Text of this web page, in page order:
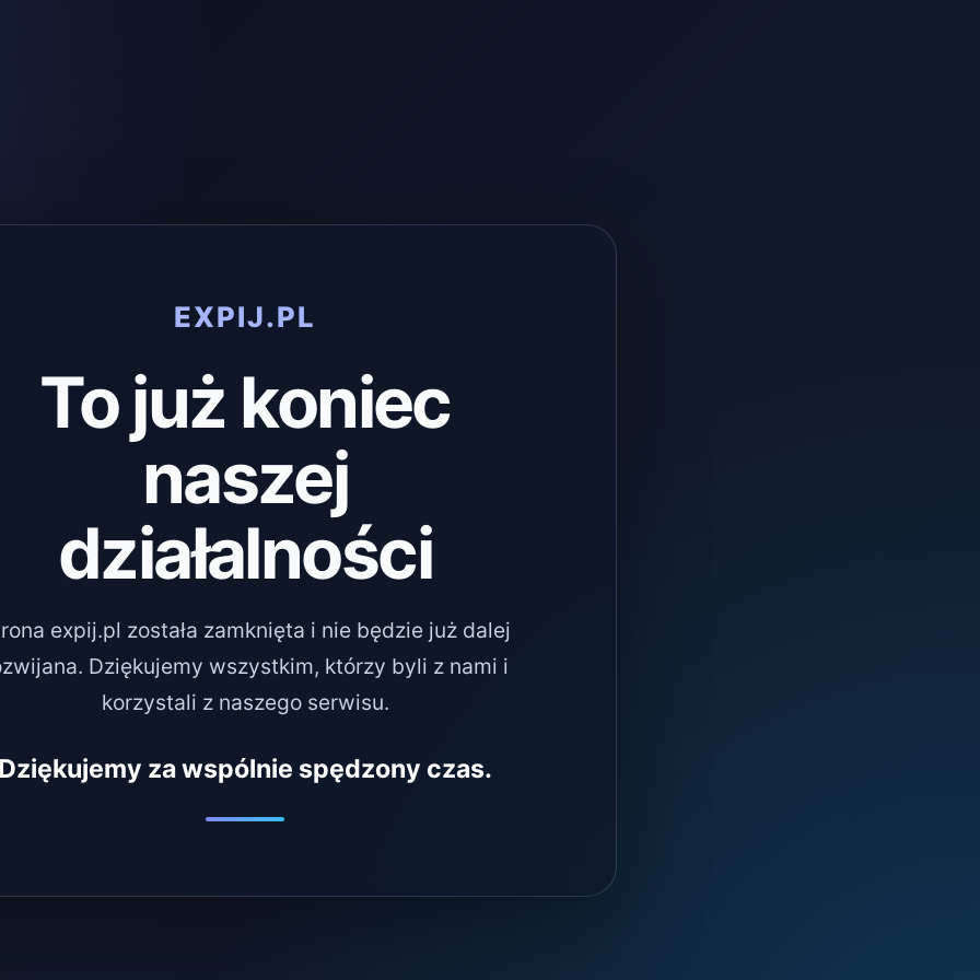
EXPIJ.PL
To już koniec
naszej
działalności
expij.pl została zamknięta i nie będzie już dalej
Dziękujemy wszystkim, którzy byli z nami i
korzystali z naszego serwisu.
za wspólnie spędzony czas.